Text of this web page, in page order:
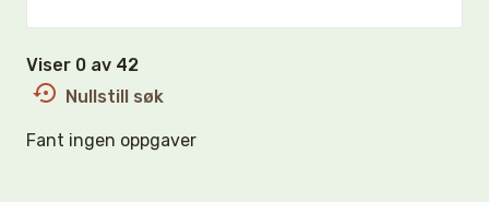
Viser 0 av 42
Nullstill søk
Fant ingen oppgaver